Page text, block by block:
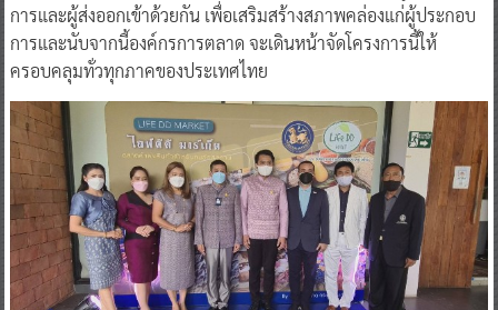
การและผู้ส่งออกเข้าด้วยกัน เพื่อเสริมสร้างสภาพคล่องแก่ผู้ประกอบ
การและนับจากนี้องค์กรการตลาด จะเดินหน้าจัดโครงการนี้ให้
ครอบคลุมทั่วทุกภาคของประเทศไทย